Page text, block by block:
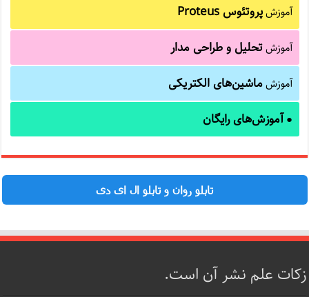
آموزشپروتئوس Proteus
آموزشتحلیل و طراحی مدار
آموزشماشین‌های الکتریکی
●آموزش‌های رایگان
تابلو روان و تابلو ال ای دی
زکات علم نشر آن است.